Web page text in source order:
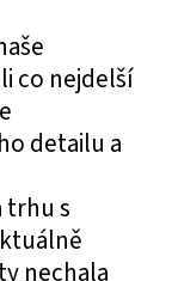
co nejdelší
detailu a
trhu s
nechala